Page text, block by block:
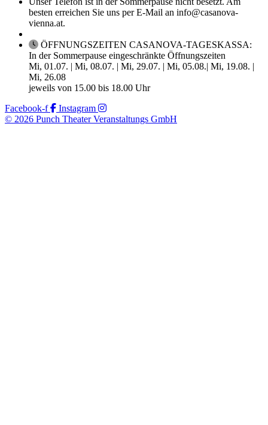
besten erreichen Sie uns per E-Mail an info@casanova-
vienna.at.
ÖFFNUNGSZEITEN CASANOVA-TAGESKASSA:
In der Sommerpause eingeschränkte Öffnungszeiten
Mi, 01.07. | Mi, 08.07. | Mi, 29.07. | Mi, 05.08.| Mi, 19.08. |
Mi, 26.08
jeweils von 15.00 bis 18.00 Uhr
Facebook-f
Instagram
© 2026 Punch Theater Veranstaltungs GmbH